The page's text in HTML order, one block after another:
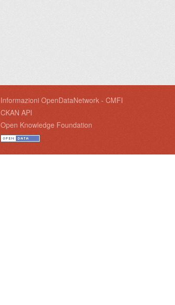
Informazioni OpenDataNetwork - CMFI
CKAN API
Open Knowledge Foundation